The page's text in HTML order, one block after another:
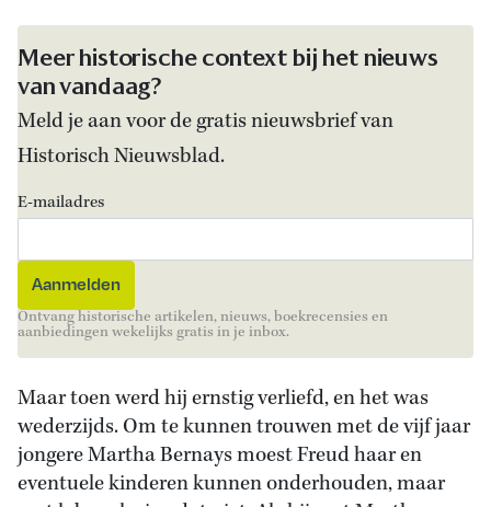
Meer historische context bij het nieuws
van vandaag?
Meld je aan voor de gratis nieuwsbrief van
Historisch Nieuwsblad.
E-mailadres
Ontvang historische artikelen, nieuws, boekrecensies en
aanbiedingen wekelijks gratis in je inbox.
Maar toen werd hij ernstig verliefd, en het was
wederzijds. Om te kunnen trouwen met de vijf jaar
jongere Martha Bernays moest Freud haar en
eventuele kinderen kunnen onderhouden, maar